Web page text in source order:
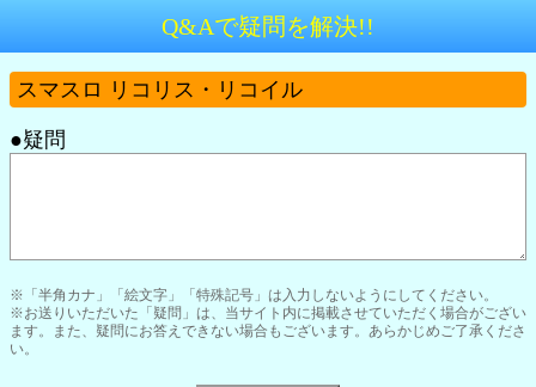
Q&Aで疑問を解決!!
スマスロ リコリス・リコイル
●疑問
※「半角カナ」「絵文字」「特殊記号」は入力しないようにしてください。
※お送りいただいた「疑問」は、当サイト内に掲載させていただく場合がござい
ます。また、疑問にお答えできない場合もございます。あらかじめご了承くださ
い。